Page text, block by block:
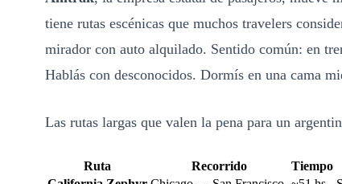
tiene rutas escénicas que muchos travelers
mirador con auto alquilado. Sentido común: en
Hablás con desconocidos. Dormís en una cama
Las rutas largas que valen la pena para un
Ruta Recorrido Tiempo